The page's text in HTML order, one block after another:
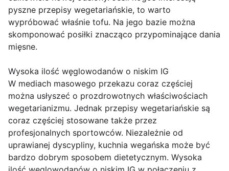
pyszne przepisy wegetariańskie, to warto
wypróbować właśnie tofu. Na jego bazie można
skomponować posiłki znacząco przypominające dania
mięsne.
Wysoka ilość węglowodanów o niskim IG
W mediach masowego przekazu coraz częściej
można usłyszeć o prozdrowotnych właściwościach
wegetarianizmu. Jednak przepisy wegetariańskie są
coraz częściej stosowane także przez
profesjonalnych sportowców. Niezależnie od
uprawianej dyscypliny, kuchnia wegańska może być
bardzo dobrym sposobem dietetycznym. Wysoka